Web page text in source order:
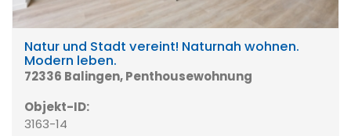
Natur und Stadt vereint! Naturnah wohnen.
Modern leben.
72336 Balingen, Penthousewohnung
Objekt-ID:
3163-14